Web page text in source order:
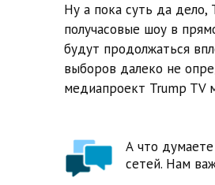
Ну а пока суть да
получасовые шоу в
будут продолжаться
выборов далеко не
медиапроект Trump TV
А что
сетей. Нам